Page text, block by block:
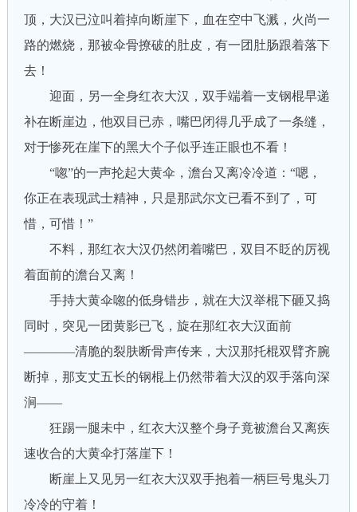
顶，大汉已泣叫着掉向断崖下，血在空中飞溅，火尚一
路的燃烧，那被伞骨撩破的肚皮，有一团肚肠跟着落下
去！
迎面，另一全身红衣大汉，双手端着一支钢棍早递
补在断崖边，他双目已赤，嘴巴闭得几乎成了一条缝，
对于惨死在崖下的黑大个子似乎连正眼也不看！
“唿”的一声抡起大黄伞，澹台又离冷冷道：“嗯，
你正在表现武士精神，只是那武尔文已看不到了，可
惜，可惜！”
不料，那红衣大汉仍然闭着嘴巴，双目不眨的厉视
着面前的澹台又离！
手持大黄伞唿的低身错步，就在大汉举棍下砸又捣
同时，突见一团黄影已飞，旋在那红衣大汉面前
————清脆的裂肤断骨声传来，大汉那托棍双臂齐腕
断掉，那支丈五长的钢棍上仍然带着大汉的双手落向深
涧——
狂踢一腿未中，红衣大汉整个身子竟被澹台又离疾
速收合的大黄伞打落崖下！
断崖上又见另一红衣大汉双手抱着一柄巨号鬼头刀
冷冷的守着！